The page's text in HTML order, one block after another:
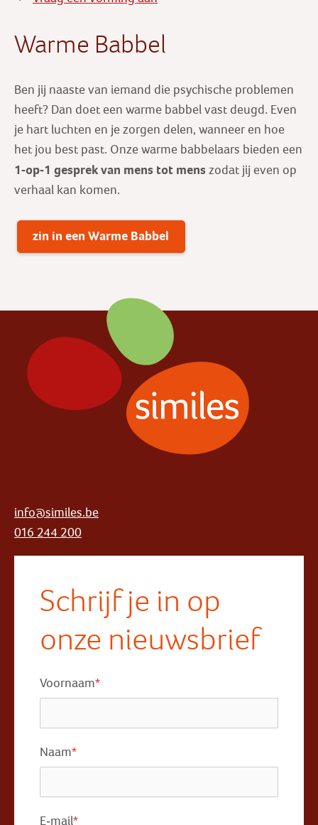
Warme Babbel
Ben jij naaste van iemand die psychische problemen
heeft? Dan doet een warme babbel vast deugd. Even
je hart luchten en je zorgen delen, wanneer en hoe
het jou best past. Onze warme babbelaars bieden een
1-op-1 gesprek van mens tot mens zodat jij even op
verhaal kan komen.
zin in een Warme Babbel
info@similes.be
016 244 200
Schrijf je in op
onze nieuwsbrief
Voornaam*
Naam*
E-mail*